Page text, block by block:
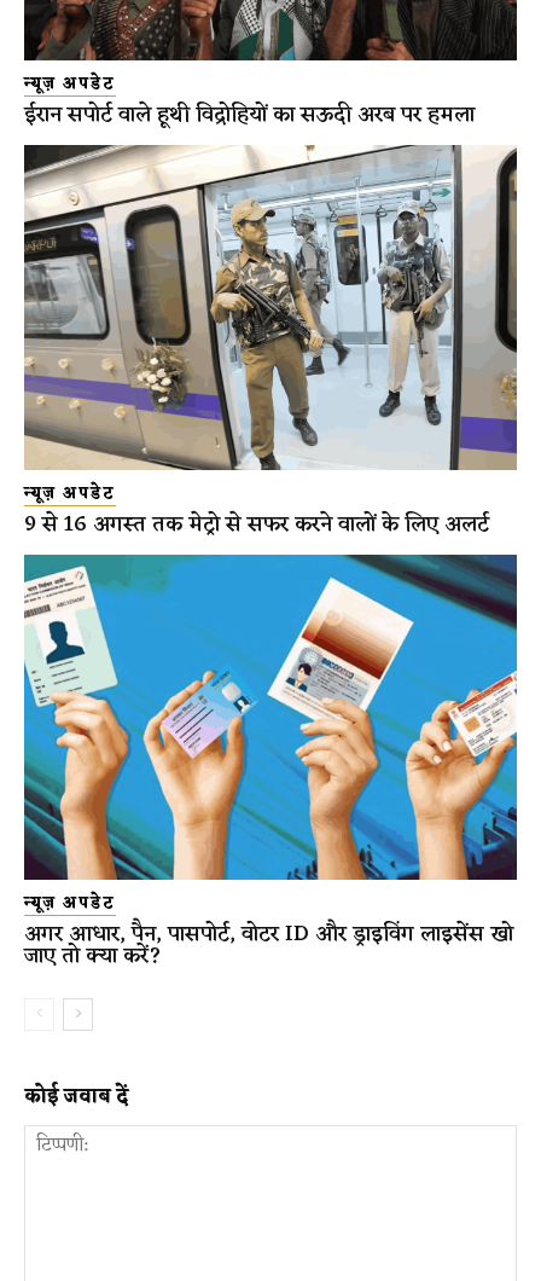
न्यूज़ अपडेट
ईरान सपोर्ट वाले हूथी विद्रोहियों का सऊदी अरब पर हमला
न्यूज़ अपडेट
9 से 16 अगस्त तक मेट्रो से सफर करने वालों के लिए अलर्ट
न्यूज़ अपडेट
अगर आधार, पैन, पासपोर्ट, वोटर ID और ड्राइविंग लाइसेंस खो
जाए तो क्या करें?
कोई जवाब दें